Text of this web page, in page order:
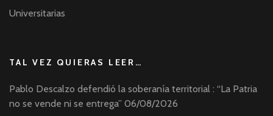
Universitarias
TAL VEZ QUIERAS LEER…
Pablo Descalzo defendió la soberanía territorial : “La Patria
no se vende ni se entrega” 06/08/2026